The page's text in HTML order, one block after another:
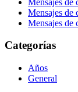
Mensajes de
Mensajes de
Categorías
Años
General